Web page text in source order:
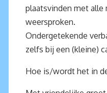
plaatsvinden met alle
weersproken.
Ondergetekende
zelfs bij een (kleine)
Hoe is/wordt het in